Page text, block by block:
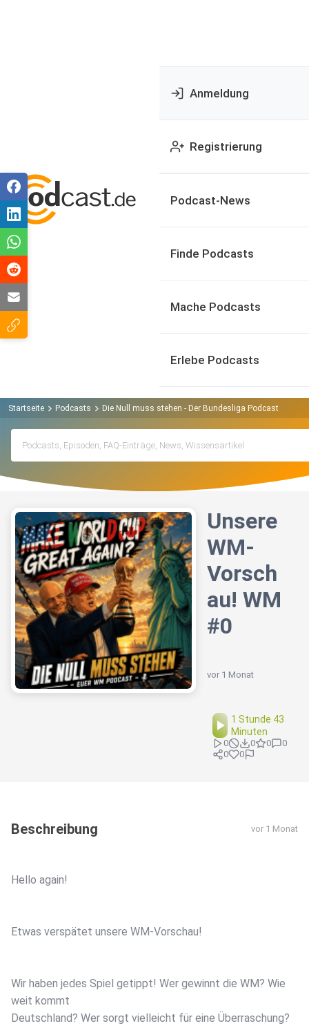
Anmeldung
Registrierung
Podcast-News
Finde Podcasts
Mache Podcasts
Erlebe Podcasts
Startseite Podcasts Die Null muss stehen - Der Bundesliga Podcast
Unsere
WM-
Vorsch
au! WM
#0
vor 1 Monat
1 Stunde 43
Minuten
0 0 0
0
0
0
Beschreibung vor 1 Monat
Hello again!
Etwas verspätet unsere WM-Vorschau!
Wir haben jedes Spiel getippt! Wer gewinnt die WM? Wie
weit kommt
Deutschland? Wer sorgt vielleicht für eine Überraschung?